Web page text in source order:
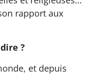
rapport aux
?
et depuis